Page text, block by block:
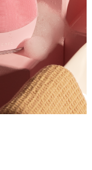
essentials
Scalp
Gel
预计送达日期8/11/26
预计送达日期
预计送达日期 8/9/26
预计送达日期8/12/26
预计送达日期8/14/26